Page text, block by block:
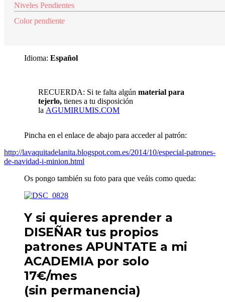
Niveles Pendientes
Color pendiente
Idioma: Español
RECUERDA: Si te falta algúnmaterial para
tejerlo, tienes a tu disposición
la AGUMIRUMIS.COM
Pincha en el enlace de abajo para acceder al patrón:
http://lavaquitadelanita.blogspot.com.es/2014/10/especial-patrones-
de-navidad-i-minion.html
Os pongo también su foto para que veáis como queda:
Y si quieres aprender a
DISEÑAR tus propios
patrones APUNTATE a mi
ACADEMIA por solo
17€/mes
(sin permanencia)